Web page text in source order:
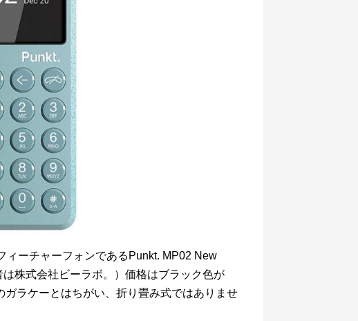
ィーチャーフォンであるPunkt. MP02 New
株式会社ビーラボ。）価格はブラック色が
ラケーとはちがい、折り畳み式ではありませ